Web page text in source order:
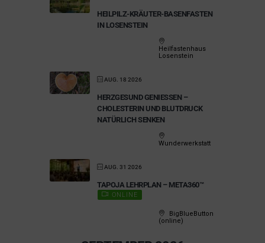
HEILPILZ-KRÄUTER-BASENFASTEN
IN LOSENSTEIN
Heilfastenhaus
Losenstein
AUG. 18 2026
HERZGESUND GENIESSEN – C
HOLESTERIN UND BLUTDRUCK N
ATÜRLICH SENKEN
Wunderwerkstatt
AUG. 31 2026
TAPOJA LEHRPLAN – META360™
ONLINE
BigBlueButton
(online)